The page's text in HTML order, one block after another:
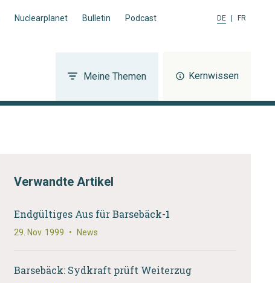
Nuclearplanet Bulletin Podcast DE FR
Meine Themen Kernwissen
Verwandte Artikel
Endgültiges Aus für Barsebäck-1
29. Nov. 1999 • News
Barsebäck: Sydkraft prüft Weiterzug